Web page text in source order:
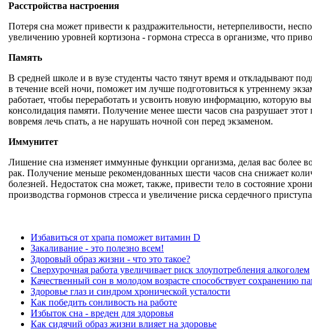
Расстройства настроения
Потеря сна может привести к раздражительности, нетерпеливости,
увеличению уровней кортизона - гормона стресса в организме, что
Память
В средней школе и в вузе студенты часто тянут время и откладывают
в течение всей ночи, поможет им лучше подготовиться к утреннему
работает, чтобы переработать и усвоить новую информацию, которую
консолидация памяти. Получение менее шести часов сна разрушает
вовремя лечь спать, а не нарушать ночной сон перед экзаменом.
Иммунитет
Лишение сна изменяет иммунные функции организма, делая вас более
рак. Получение меньше рекомендованных шести часов сна снижает
болезней. Недостаток сна может, также, привести тело в состояние
производства гормонов стресса и увеличение риска сердечного
Избавиться от храпа поможет витамин D
Закаливание - это полезно всем!
Здоровый образ жизни - что это такое?
Сверхурочная работа увеличивает риск злоупотребления алкоголем
Качественный сон в молодом возрасте способствует сохранению
Здоровье глаз и синдром хронической усталости
Как победить сонливость на работе
Избыток сна - вреден для здоровья
Как сидячий образ жизни влияет на здоровье